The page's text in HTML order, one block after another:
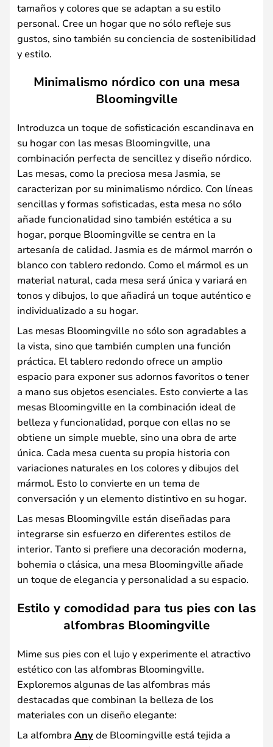
tamaños y colores que se adaptan a su estilo
personal. Cree un hogar que no sólo refleje sus
gustos, sino también su conciencia de sostenibilidad
y estilo.
Minimalismo nórdico con una mesa
Bloomingville
Introduzca un toque de sofisticación escandinava en
su hogar con las mesas Bloomingville, una
combinación perfecta de sencillez y diseño nórdico.
Las mesas, como la preciosa mesa Jasmia, se
caracterizan por su minimalismo nórdico. Con líneas
sencillas y formas sofisticadas, esta mesa no sólo
añade funcionalidad sino también estética a su
hogar, porque Bloomingville se centra en la
artesanía de calidad. Jasmia es de mármol marrón o
blanco con tablero redondo. Como el mármol es un
material natural, cada mesa será única y variará en
tonos y dibujos, lo que añadirá un toque auténtico e
individualizado a su hogar.
Las mesas Bloomingville no sólo son agradables a
la vista, sino que también cumplen una función
práctica. El tablero redondo ofrece un amplio
espacio para exponer sus adornos favoritos o tener
a mano sus objetos esenciales. Esto convierte a las
mesas Bloomingville en la combinación ideal de
belleza y funcionalidad, porque con ellas no se
obtiene un simple mueble, sino una obra de arte
única. Cada mesa cuenta su propia historia con
variaciones naturales en los colores y dibujos del
mármol. Esto lo convierte en un tema de
conversación y un elemento distintivo en su hogar.
Las mesas Bloomingville están diseñadas para
integrarse sin esfuerzo en diferentes estilos de
interior. Tanto si prefiere una decoración moderna,
bohemia o clásica, una mesa Bloomingville añade
un toque de elegancia y personalidad a su espacio.
Estilo y comodidad para tus pies con las
alfombras Bloomingville
Mime sus pies con el lujo y experimente el atractivo
estético con las alfombras Bloomingville.
Exploremos algunas de las alfombras más
destacadas que combinan la belleza de los
materiales con un diseño elegante:
La alfombra Anyde Bloomingville está tejida a